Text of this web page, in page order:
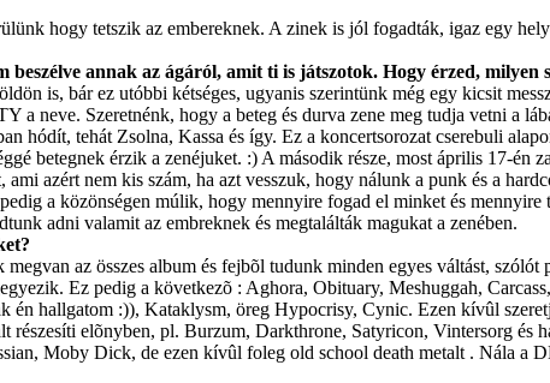
hogy tetszik az embereknek. A zinek is jól fogadták, igaz egy
beszélve annak az ágáról, amit ti is játszotok. Hogy érzed, milyen
is, bár ez utóbbi kétséges, ugyanis szerintünk még egy kicsit
neve. Szeretnénk, hogy a beteg és durva zene meg tudja vetni a
hódít, tehát Zsolna, Kassa és így. Ez a koncertsorozat cserebuli
betegnek érzik a zenéjuket. :) A második része, most április 17-
azért nem kis szám, ha azt vesszuk, hogy nálunk a punk és a
a közönségen múlik, hogy mennyire fogad el minket és
adni valamit az embreknek és megtalálták magukat a zenében.
az összes album és fejbõl tudunk minden egyes váltást,
Ez pedig a következõ : Aghora, Obituary, Meshuggah,
én hallgatom :)), Kataklysm, öreg Hypocrisy, Cynic. Ezen kívûl
elõnyben, pl. Burzum, Darkthrone, Satyricon, Vintersorg és
Moby Dick, de ezen kívûl foleg old school death metalt . Nála a